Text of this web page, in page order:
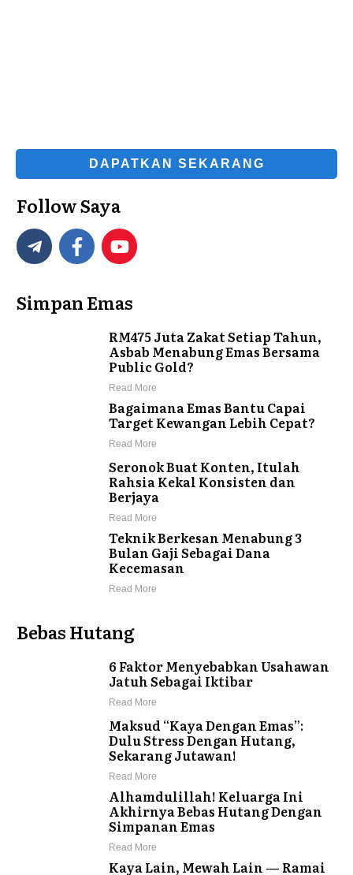
DAPATKAN SEKARANG
Follow Saya
Simpan Emas
RM475 Juta Zakat Setiap Tahun,
Asbab Menabung Emas Bersama
Public Gold?
Read More
Bagaimana Emas Bantu Capai
Target Kewangan Lebih Cepat?
Read More
Seronok Buat Konten, Itulah
Rahsia Kekal Konsisten dan
Berjaya
Read More
Teknik Berkesan Menabung 3
Bulan Gaji Sebagai Dana
Kecemasan
Read More
Bebas Hutang
6 Faktor Menyebabkan Usahawan
Jatuh Sebagai Iktibar
Read More
Maksud “Kaya Dengan Emas”:
Dulu Stress Dengan Hutang,
Sekarang Jutawan!
Read More
Alhamdulillah! Keluarga Ini
Akhirnya Bebas Hutang Dengan
Simpanan Emas
Read More
Kaya Lain, Mewah Lain — Ramai